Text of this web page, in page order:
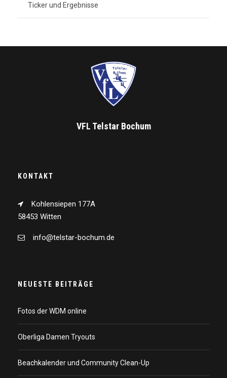
Ticker und Ergebnisse
VFL Telstar Bochum
KONTAKT
Kohlensiepen 177A
58453 Witten
info@telstar-bochum.de
NEUESTE BEITRÄGE
Fotos der WDM online
Oberliga Damen Tryouts
Beachkalender und Community Clean-Up